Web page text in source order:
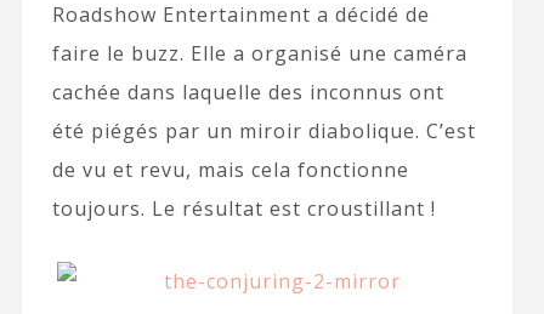
Roadshow Entertainment a décidé de
faire le buzz. Elle a organisé une caméra
cachée dans laquelle des inconnus ont
été piégés par un miroir diabolique. C’est
de vu et revu, mais cela fonctionne
toujours. Le résultat est croustillant !